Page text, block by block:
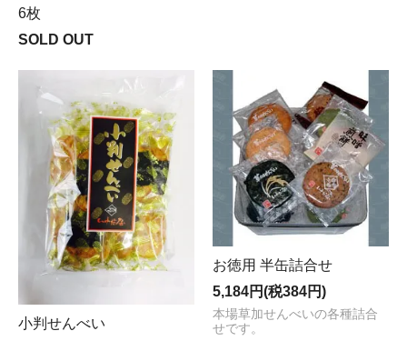
6枚
SOLD OUT
小判せんべい
お徳用 半缶詰合せ
5,184円(税384円)
本場草加せんべいの各種詰合
せです。